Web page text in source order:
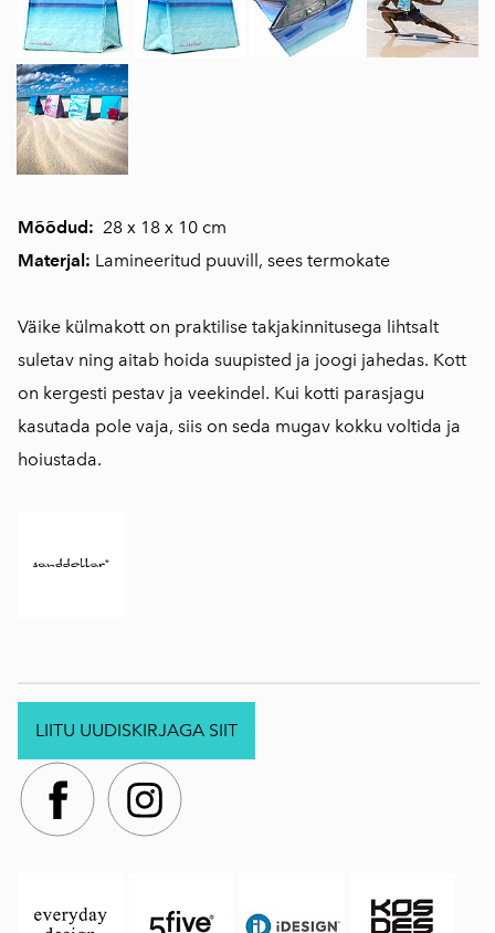
Mõõdud: 28 x 18 x 10 cm
Materjal: Lamineeritud puuvill, sees termokate
Väike külmakott on praktilise takjakinnitusega lihtsalt
suletav ning aitab hoida suupisted ja joogi jahedas. Kott
on kergesti pestav ja veekindel. Kui kotti parasjagu
kasutada pole vaja, siis on seda mugav kokku voltida ja
hoiustada.
LIITU UUDISKIRJAGA SIIT